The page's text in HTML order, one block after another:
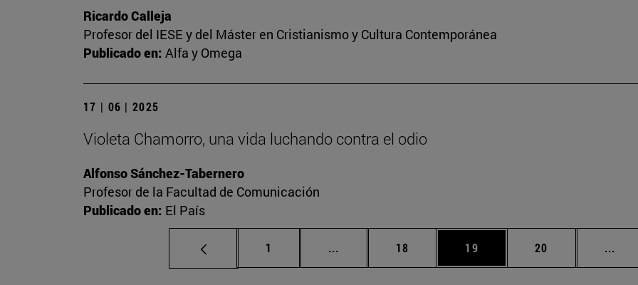
Ricardo Calleja
Profesor del IESE y del Máster en Cristianismo y Cultura Contemporánea
Publicado en: Alfa y Omega
17 | 06 | 2025
Violeta Chamorro, una vida luchando contra el odio
Alfonso Sánchez-Tabernero
Profesor de la Facultad de Comunicación
Publicado en: El País
Página
1 ... Páginas intermedias Use TAB para desplazarse.
Página
18 Página
19 Página
20 ...